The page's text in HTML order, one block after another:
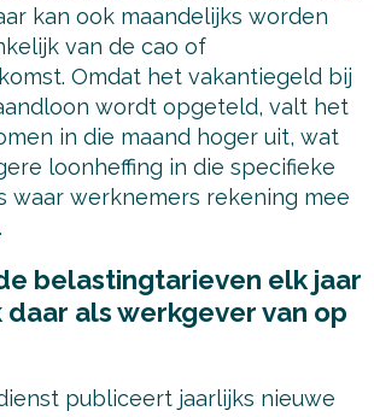
kan ook maandelijks worden
van de cao of
Omdat het vakantiegeld bij
wordt opgeteld, valt het
in die maand hoger uit, wat
loonheffing in die specifieke
waar werknemers rekening mee
belastingtarieven elk jaar
daar als werkgever van op
publiceert jaarlijks nieuwe